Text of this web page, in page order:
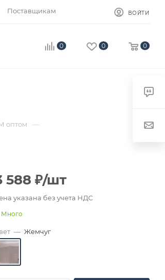
Поставщикам ВОЙТИ
0 0 0
оптом —
588 ₽/шт
указана без учета НДС
Много
— Жемчуг